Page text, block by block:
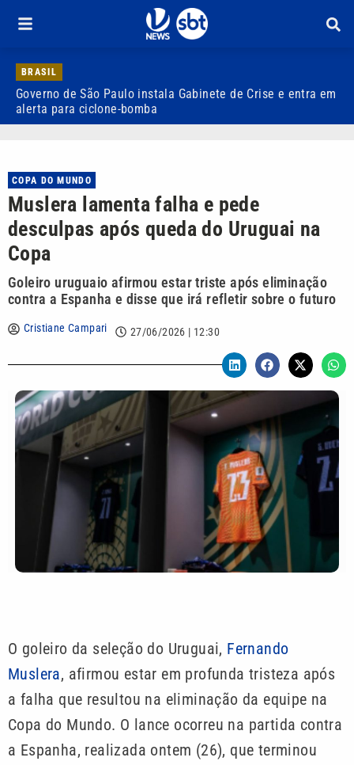
BRASIL
Governo de São Paulo instala Gabinete de Crise e entra em
alerta para ciclone-bomba
COPA DO MUNDO
Muslera lamenta falha e pede
desculpas após queda do Uruguai na
Copa
Goleiro uruguaio afirmou estar triste após eliminação
contra a Espanha e disse que irá refletir sobre o futuro
Cristiane Campari 27/06/2026 | 12:30
O goleiro da seleção do Uruguai, Fernando
Muslera, afirmou estar em profunda tristeza após
a falha que resultou na eliminação da equipe na
Copa do Mundo. O lance ocorreu na partida contra
a Espanha, realizada ontem (26), que terminou